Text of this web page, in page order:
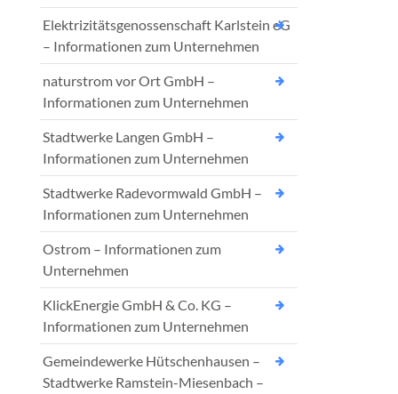
Elektrizitätsgenossenschaft Karlstein eG
– Informationen zum Unternehmen
naturstrom vor Ort GmbH –
Informationen zum Unternehmen
Stadtwerke Langen GmbH –
Informationen zum Unternehmen
Stadtwerke Radevormwald GmbH –
Informationen zum Unternehmen
Ostrom – Informationen zum
Unternehmen
KlickEnergie GmbH & Co. KG –
Informationen zum Unternehmen
Gemeindewerke Hütschenhausen –
Stadtwerke Ramstein-Miesenbach –